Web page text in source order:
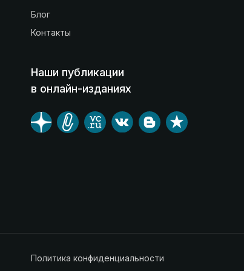
Политика конфиденциальности
Наши публикации
в онлайн-изданиях
Блог
Контакты